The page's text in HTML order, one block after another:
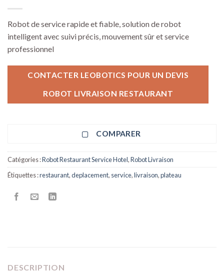
Robot de service rapide et fiable, solution de robot
intelligent avec suivi précis, mouvement sûr et service
professionnel
CONTACTER LEOBOTICS POUR UN DEVIS
ROBOT LIVRAISON RESTAURANT
COMPARER
Catégories :Robot Restaurant Service Hotel,Robot Livraison
Étiquettes :restaurant,deplacement, service,livraison,plateau
DESCRIPTION